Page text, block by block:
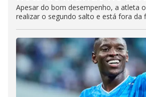
Apesar do bom desempenho, a atleta
realizar o segundo salto e está fora da